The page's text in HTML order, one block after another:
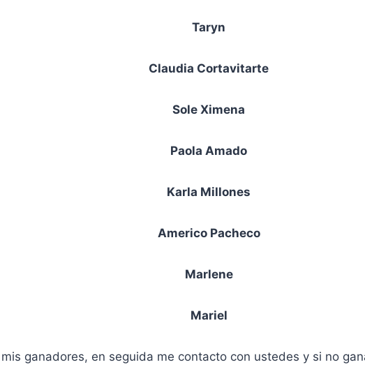
Taryn
Claudia Cortavitarte
Sole Ximena
Paola Amado
Karla Millones
Americo Pacheco
Marlene
Mariel
ganadores, en seguida me contacto con ustedes y si no